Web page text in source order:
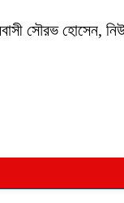
সৌরভ হোসেন,